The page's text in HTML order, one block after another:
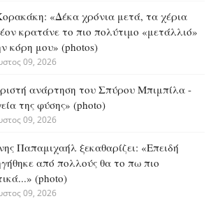
«Δέκα χρόνια μετά, τα χέρια
κρατάνε το πιο πολύτιμο «μετάλλιό»
κόρη μου» (photos)
09, 2026
ανάρτηση του Σπύρου Μπιμπίλα -
της φύσης» (photo)
09, 2026
Παπαμιχαήλ ξεκαθαρίζει: «Επειδή
από πολλούς θα το πω πιο
(photo)
09, 2026